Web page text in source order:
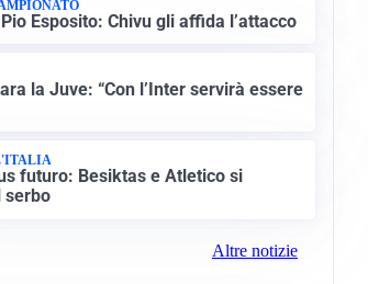
Esposito: Chivu gli affida l’attacco
la Juve: “Con l’Inter servirà essere
futuro: Besiktas e Atletico si
serbo
Altre notizie